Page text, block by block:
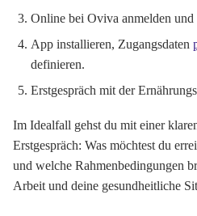
Online bei Oviva anmelden und
App installieren, Zugangsdaten
definieren.
Erstgespräch mit der
Im Idealfall gehst du mit einer
Erstgespräch: Was möchtest du
und welche Rahmenbedingungen
Arbeit und deine gesundheitliche